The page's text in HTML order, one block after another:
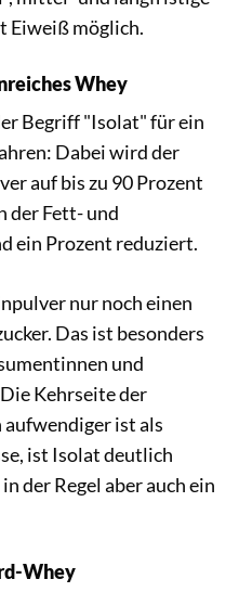
Eiweiß möglich.
Whey
Begriff "Isolat" für ein
Dabei wird der
auf bis zu 90 Prozent
der Fett- und
ein Prozent reduziert.
nur noch einen
Das ist besonders
und
Kehrseite der
ist als
ist Isolat deutlich
der Regel aber auch ein
Whey